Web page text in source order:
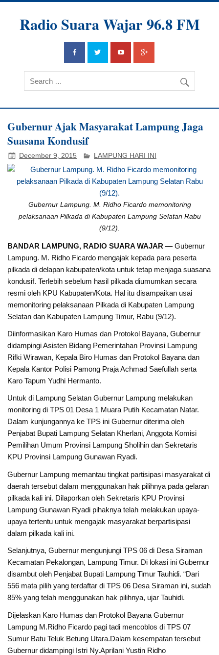
Radio Suara Wajar 96.8 FM
Gubernur Ajak Masyarakat Lampung Jaga
Suasana Kondusif
December 9, 2015 LAMPUNG HARI INI
Gubernur Lampung. M. Ridho Ficardo memonitoring
pelaksanaan Pilkada di Kabupaten Lampung Selatan Rabu
(9/12).
BANDAR LAMPUNG, RADIO SUARA WAJAR —Gubernur
Lampung. M. Ridho Ficardo mengajak kepada para peserta
pilkada di delapan kabupaten/kota untuk tetap menjaga suasana
kondusif. Terlebih sebelum hasil pilkada diumumkan secara
resmi oleh KPU Kabupaten/Kota. Hal itu disampaikan usai
memonitoring pelaksanaan Pilkada di Kabupaten Lampung
Selatan dan Kabupaten Lampung Timur, Rabu (9/12).
Diinformasikan Karo Humas dan Protokol Bayana, Gubernur
didampingi Asisten Bidang Pemerintahan Provinsi Lampung
Rifki Wirawan, Kepala Biro Humas dan Protokol Bayana dan
Kepala Kantor Polisi Pamong Praja Achmad Saefullah serta
Karo Tapum Yudhi Hermanto.
Untuk di Lampung Selatan Gubernur Lampung melakukan
monitoring di TPS 01 Desa 1 Muara Putih Kecamatan Natar.
Dalam kunjungannya ke TPS ini Gubernur diterima oleh
Penjabat Bupati Lampung Selatan Kherlani, Anggota Komisi
Pemilihan Umum Provinsi Lampung Sholihin dan Sekretaris
KPU Provinsi Lampung Gunawan Ryadi.
Gubernur Lampung memantau tingkat partisipasi masyarakat di
daerah tersebut dalam menggunakan hak pilihnya pada gelaran
pilkada kali ini. Dilaporkan oleh Sekretaris KPU Provinsi
Lampung Gunawan Ryadi pihaknya telah melakukan upaya-
upaya tertentu untuk mengajak masyarakat berpartisipasi
dalam pilkada kali ini.
Selanjutnya, Gubernur mengunjungi TPS 06 di Desa Siraman
Kecamatan Pekalongan, Lampung Timur. Di lokasi ini Gubernur
disambut oleh Penjabat Bupati Lampung Timur Tauhidi. “Dari
556 mata pilih yang terdaftar di TPS 06 Desa Siraman ini, sudah
85% yang telah menggunakan hak pilihnya, ujar Tauhidi.
Dijelaskan Karo Humas dan Protokol Bayana Gubernur
Lampung M.Ridho Ficardo pagi tadi mencoblos di TPS 07
Sumur Batu Teluk Betung Utara.Dalam kesempatan tersebut
Gubernur didampingi Istri Ny.Aprilani Yustin Ridho